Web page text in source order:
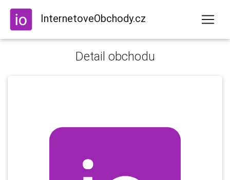
InternetoveObchody.cz
Detail obchodu